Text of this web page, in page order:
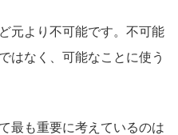
元より不可能です。不可能
はなく、可能なことに使う
最も重要に考えているのは